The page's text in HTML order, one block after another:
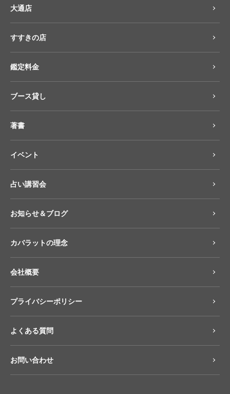
大通店
すすきの店
鑑定料金
ブース貸し
著書
イベント
占い講習会
お知らせ＆ブログ
カバラットの理念
会社概要
プライバシーポリシー
よくある質問
お問い合わせ